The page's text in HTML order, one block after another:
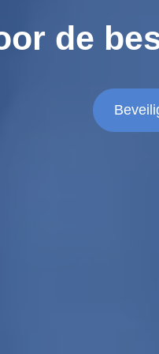
de